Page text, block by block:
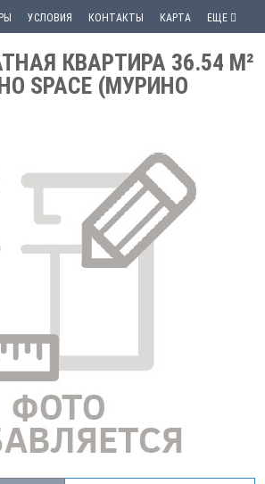
УСЛОВИЯ КОНТАКТЫ КАРТА ЕЩЕ
КВАРТИРА 36.54 М²
SPACE (МУРИНО